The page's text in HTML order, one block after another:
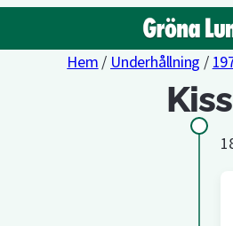
Hem / Underhållning /
Kiss